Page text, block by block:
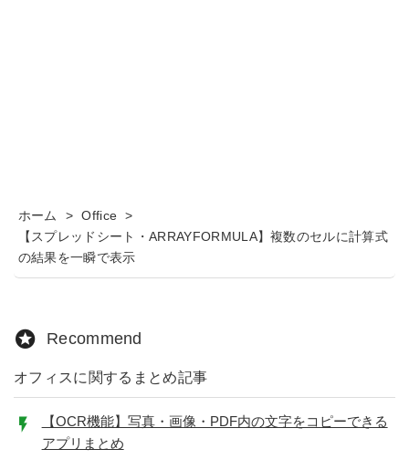
ホーム > Office >
【スプレッドシート・ARRAYFORMULA】複数のセルに計算式
の結果を一瞬で表示
Recommend
オフィスに関するまとめ記事
【OCR機能】写真・画像・PDF内の文字をコピーできる
アプリまとめ